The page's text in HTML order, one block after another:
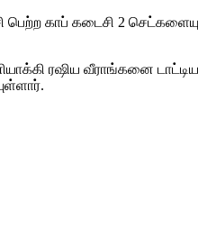
காப் கடைசி 2
ரஷிய வீராங்கனை